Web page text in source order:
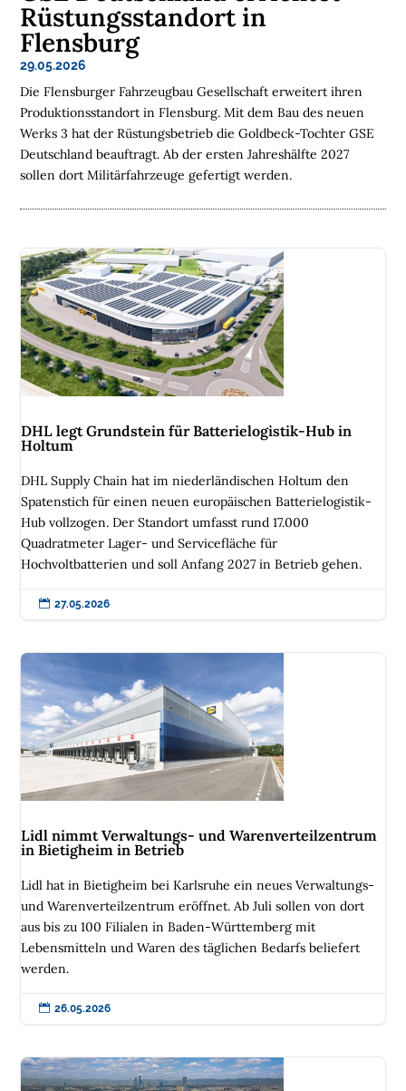
e
r
k
o
s
n
l
o
s
N
e
w
l
t
e
➔
j
e
t
z
t
a
b
o
n
n
i
e
r
Rüstungsstandort in
Flensburg
29.05.2026
Die Flensburger Fahrzeugbau Gesellschaft erweitert ihren
Produktionsstandort in Flensburg. Mit dem Bau des neuen
Werks 3 hat der Rüstungsbetrieb die Goldbeck-Tochter GSE
Deutschland beauftragt. Ab der ersten Jahreshälfte 2027
sollen dort Militärfahrzeuge gefertigt werden.
DHL legt Grundstein für Batterielogistik-Hub in
Holtum
DHL Supply Chain hat im niederländischen Holtum den
Spatenstich für einen neuen europäischen Batterielogistik-
Hub vollzogen. Der Standort umfasst rund 17.000
Quadratmeter Lager- und Servicefläche für
Hochvoltbatterien und soll Anfang 2027 in Betrieb gehen.
 27.05.2026
Lidl nimmt Verwaltungs- und Warenverteilzentrum
in Bietigheim in Betrieb
Lidl hat in Bietigheim bei Karlsruhe ein neues Verwaltungs-
und Warenverteilzentrum eröffnet. Ab Juli sollen von dort
aus bis zu 100 Filialen in Baden-Württemberg mit
Lebensmitteln und Waren des täglichen Bedarfs beliefert
werden.
 26.05.2026